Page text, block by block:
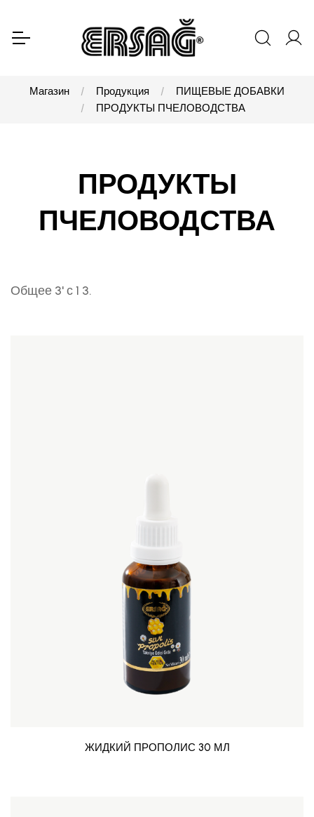
Магазин Продукция
ПИЩЕВЫЕ ДОБАВКИ
ПРОДУКТЫ ПЧЕЛОВОДСТВА
ПРОДУКТЫ
ПЧЕЛОВОДСТВА
Общее 3' с 1 3.
ЖИДКИЙ ПРОПОЛИС 30 МЛ